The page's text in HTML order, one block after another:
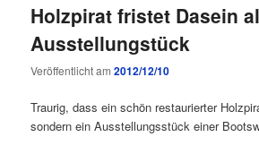
Holzpirat fristet Dasein
Ausstellungstück
Veröffentlicht am2012/12/10
Traurig, dass ein schön restaurierter
sondern ein Ausstellungsstück einer